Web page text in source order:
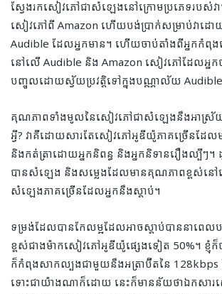
ស្វែងរកសៀវភៅជាសំឡេងនៅក្រោមប្រភេទរបស់វ
សៀវភៅពី Amazon ហើយបង់ប្រាក់សម្រាប់វាដោ
Audible ដែលអ្នកមាន។ ហើយចាប់តាំងពីអ្នកកំពុ
នៅលើ Audible និង Amazon សៀវភៅដែលអ្នក
បញ្ចូលដោយស្វ័យប្រវត្តិទៅក្នុងបណ្ណាល័យ Audible
គុណភាពទាំងមូលនៃសៀវភៅជាសំឡេងនឹងអាស្រ័យ
អ្វី? វាគឺដោយសារតែសៀវភៅអូឌីយ៉ូភាគច្រើនដែល
និងកត់ត្រាដោយអ្នកនិពន្ធ និងអ្នកនិទានរឿងល្បីៗ។
បានសំឡេង និងសម្លេងដែលមានគុណភាពខ្ពស់ន
សំឡេងភាគច្រើនដែលអ្នកនឹងស្តាប់។
ទម្រង់ដែលបានកែលម្អដែលអាចស្ដាប់បាននាពេលប
ខ្ពស់ជាងម៉ាកសៀវភៅអូឌីយ៉ូផ្សេងទៀត 50%។ ខ្ញុំ
ក៏កំពុងសាកល្បងជាមួយនឹងអត្រាប៊ីតនៃ 128kbps ដ
ទោះជាយ៉ាងណាក៏ដោយ នេះក៏មានន័យថាឯកសា